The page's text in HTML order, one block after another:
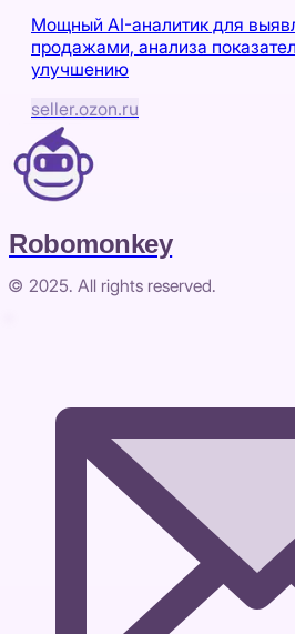
Мощный AI-аналитик для
продажами, анализа
улучшению
seller.ozon.ru
Robomonkey
© 2025. All rights reserved.